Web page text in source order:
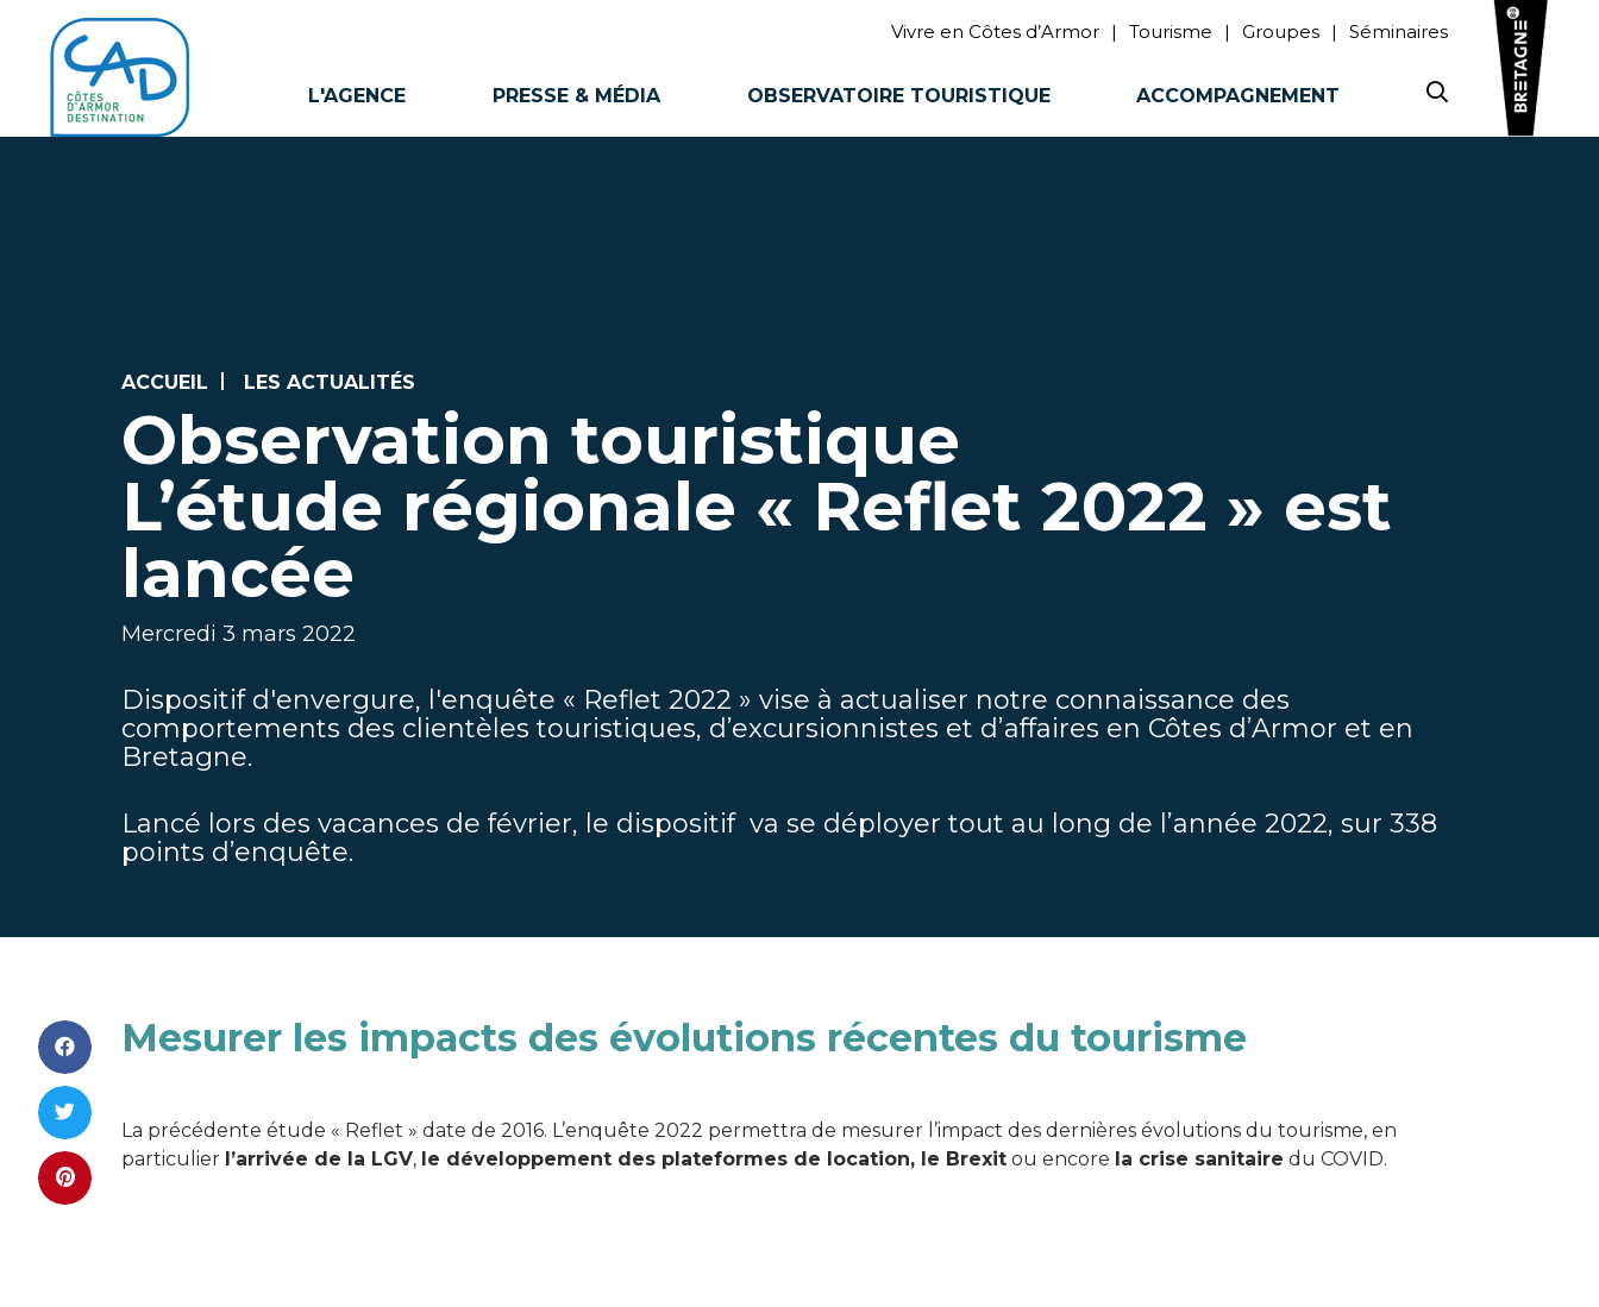
Vivre en Côtes d’Armor Tourisme Groupes Séminaires
L'AGENCE PRESSE & MÉDIA OBSERVATOIRE TOURISTIQUE ACCOMPAGNEMENT
ACCUEIL LES ACTUALITÉS
Observation touristique
L’étude régionale « Reflet 2022 » est
lancée
Mercredi 3 mars 2022
Dispositif d'envergure, l'enquête « Reflet 2022 » vise à actualiser notre connaissance des
comportements des clientèles touristiques, d’excursionnistes et d’affaires en Côtes d’Armor et en
Bretagne.
Lancé lors des vacances de février, le dispositif va se déployer tout au long de l’année 2022, sur 338
points d’enquête.
Mesurer les impacts des évolutions récentes du tourisme
La précédente étude « Reflet » date de 2016. L’enquête 2022 permettra de mesurer l’impact des dernières évolutions du tourisme, en
particulier l’arrivée de la LGV, le développement des plateformes de location, le Brexit ou encore la crise sanitaire du COVID.